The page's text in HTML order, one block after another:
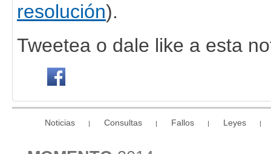
resolución).
Tweetea o dale like a esta
Noticias | Consultas | Fallos | Leyes |